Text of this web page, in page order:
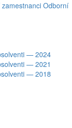
Odborní
— 2024
— 2021
— 2018